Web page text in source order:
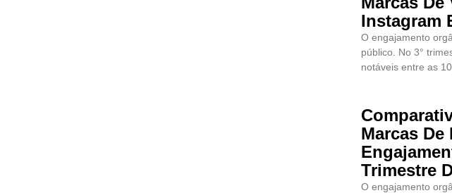
Instagram
O engajamento
público. No 3°
notáveis entre as
Marcas
Trimestre
O engajamento